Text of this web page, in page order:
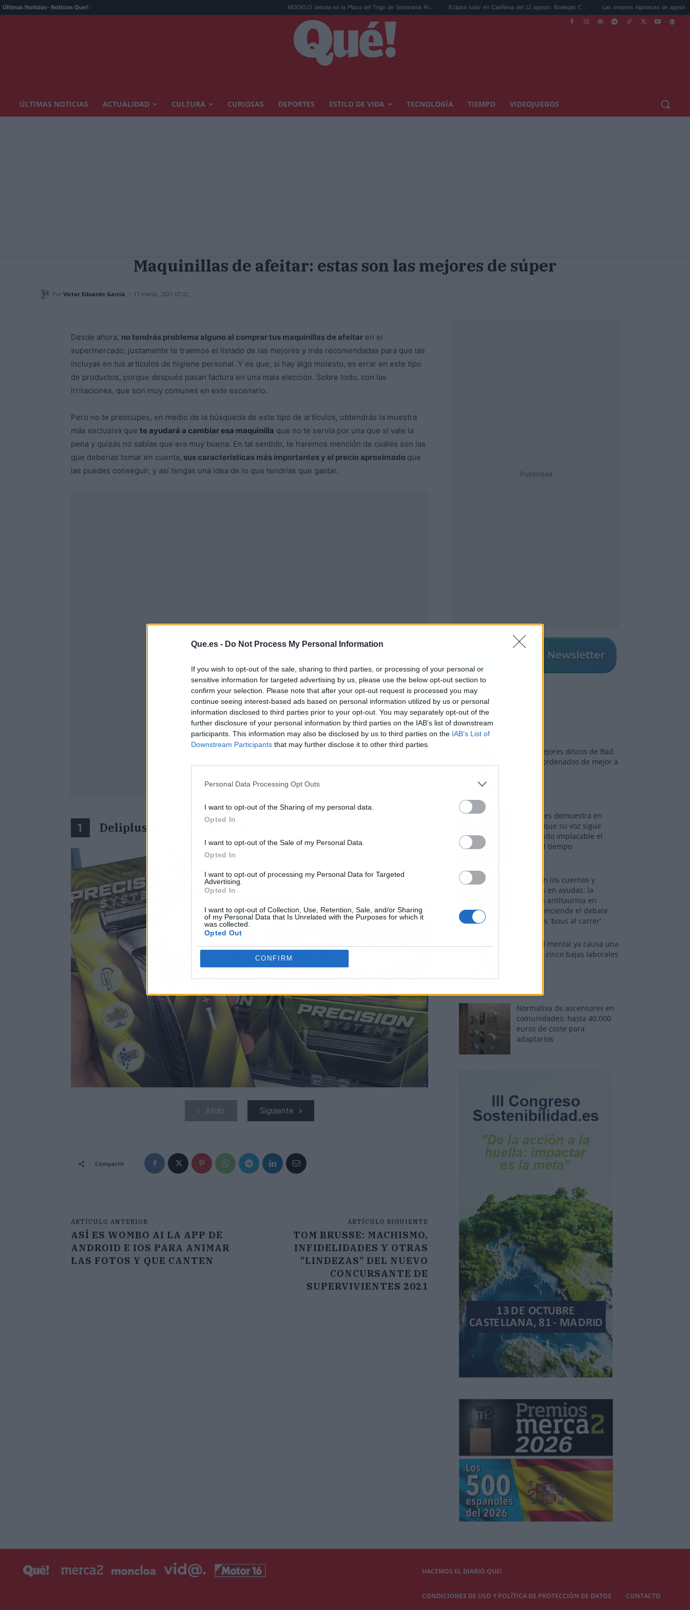
Que.es - Do Not Process My Personal Information
If you wish to opt-out of the sale, sharing to third parties, or processing of your personal or
sensitive information for targeted advertising by us, please use the below opt-out section to
confirm your selection. Please note that after your opt-out request is processed you may
continue seeing interest-based ads based on personal information utilized by us or personal
information disclosed to third parties prior to your opt-out. You may separately opt-out of the
further disclosure of your personal information by third parties on the IAB’s list of downstream
participants. This information may also be disclosed by us to third parties on the IAB’s List of
Downstream Participants that may further disclose it to other third parties.
Personal Data Processing Opt Outs
I want to opt-out of the Sharing of my personal data.
Opted In
I want to opt-out of the Sale of my Personal Data.
Opted In
I want to opt-out of processing my Personal Data for Targeted
Advertising.
Opted In
I want to opt-out of Collection, Use, Retention, Sale, and/or Sharing
of my Personal Data that Is Unrelated with the Purposes for which it
was collected.
Opted Out
CONFIRM
Últimas Noticias- Noticias Que!: MODELO debuta en la Plaza del Trigo de Sonorama Ri... Eclipse solar en Cariñena del 12 agosto: Bodegas C... Las mejores hipotecas de agosto: el TAE
ÚLTIMAS NOTICIAS ACTUALIDAD CULTURA CURIOSAS DEPORTES ESTILO DE VIDA TECNOLOGÍA TIEMPO VIDEOJUEGOS
Maquinillas de afeitar: estas son las mejores de súper
Por Victor Eduardo García - 17 marzo, 2021 07:22
Desde ahora, no tendrás problema alguno al comprar tus maquinillas de afeitar en el
supermercado; justamente te traemos el listado de las mejores y más recomendadas para que las
incluyas en tus artículos de higiene personal. Y es que, si hay algo molesto, es errar en este tipo
de productos, porque después pasan factura en una mala elección. Sobre todo, con las
irritaciones, que son muy comunes en este escenario.
Pero no te preocupes, en medio de la búsqueda de este tipo de artículos, obtendrás la muestra
más exclusiva que te ayudará a cambiar esa maquinilla que no te servía por una que sí vale la
pena y quizás no sabías que era muy buena. En tal sentido, te haremos mención de cuáles son las
que deberías tomar en cuenta, sus características más importantes y el precio aproximado que
las puedes conseguir, y así tengas una idea de lo que tendrías que gastar.
Publicidad
1 Deliplus Precision System 5
Atrás Siguiente
Compartir
ARTÍCULO ANTERIOR
ASÍ ES WOMBO AI LA APP DE
ANDROID E IOS PARA ANIMAR
LAS FOTOS Y QUE CANTEN
ARTÍCULO SIGUIENTE
TOM BRUSSE: MACHISMO,
INFIDELIDADES Y OTRAS
"LINDEZAS" DEL NUEVO
CONCURSANTE DE
SUPERVIVIENTES 2021
Publicidad
Los más vistos
Los 7 mejores discos de Bad
Bunny, ordenados de mejor a
Tom Jones demuestra en
Madrid que su voz sigue
desafiando implacable el
paso del tiempo
Fuego en los cuernos y
millones en ayudas: la
rebelión antitaurina en
Alfafar enciende el debate
sobre los 'bous al carrer'
La salud mental ya causa una
de cada cinco bajas laborales
Normativa de ascensores en
comunidades: hasta 40.000
euros de coste para
adaptarlos
HACEMOS EL DIARIO QUÉ!
CONDICIONES DE USO Y POLÍTICA DE PROTECCIÓN DE DATOS CONTACTO